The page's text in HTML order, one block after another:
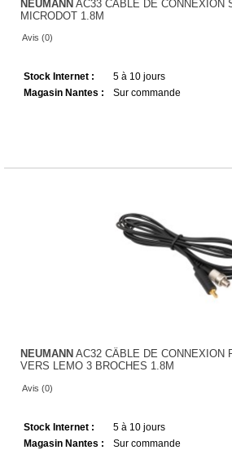
NEUMANN AC33 CÂBLE DE CONNEXION
MICRODOT 1.8M
Avis (0)
Stock Internet :
5 à 10 jours
Magasin Nantes :
Sur commande
NEUMANN AC32 CÂBLE DE CONNEXION
VERS LEMO 3 BROCHES 1.8M
Avis (0)
Stock Internet :
5 à 10 jours
Magasin Nantes :
Sur commande